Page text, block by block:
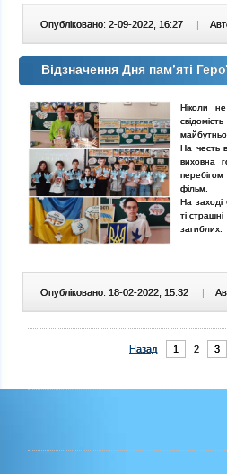
Опубліковано: 2-09-2022, 16:27 |
Відзначення Дня пам’яті
Ніколи
На честь
виховна
фільм.
На заході
ті
загиблих.
Опубліковано: 18-02-2022, 15:32 |
Назад 1 2 3